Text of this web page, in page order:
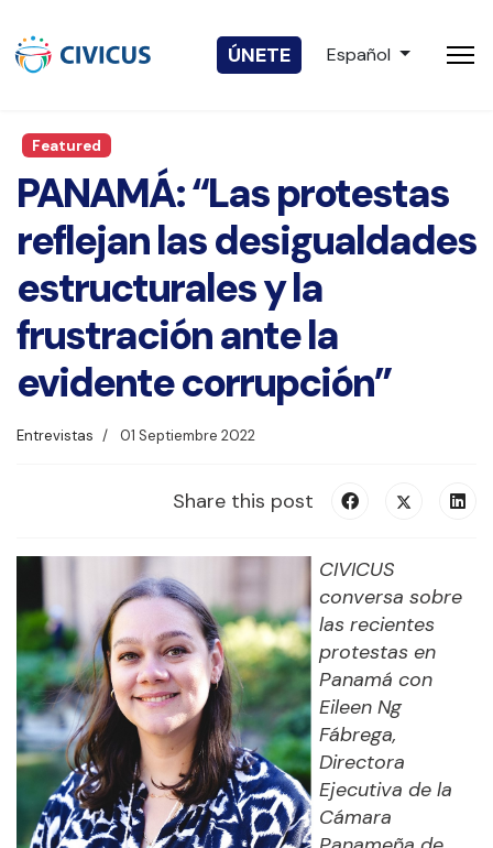
ÚNETE Seleccione su
Español
Featured
PANAMÁ: “Las protestas
reflejan las desigualdades
estructurales y la
frustración ante la
evidente corrupción”
Entrevistas 01 Septiembre 2022
Share this post
CIVICUS
conversa sobre
las recientes
protestas en
Panamá con
Eileen Ng
Fábrega,
Directora
Ejecutiva de la
Cámara